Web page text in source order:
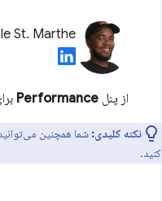
St. Marthe
از پنل Performance
نکته کلیدی: شما همچنین
کنید.